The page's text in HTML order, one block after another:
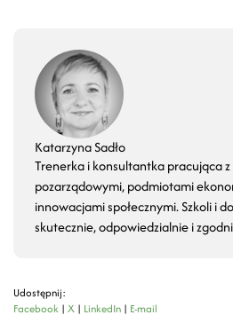
Katarzyna Sadło
Trenerka i konsultantka pracująca
pozarządowymi, podmiotami
innowacjami społecznymi. Szkoli i
skutecznie, odpowiedzialnie i
Udostępnij:
Facebook | X | LinkedIn | E-mail